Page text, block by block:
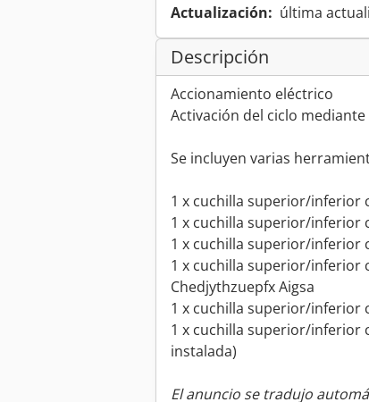
Actualización: última
Descripción
Accionamiento eléctrico
Activación del ciclo mediante
Se incluyen varias
1 x cuchilla superior/inferior
1 x cuchilla superior/inferior
1 x cuchilla superior/inferior
1 x cuchilla superior/inferior
Chedjythzuepfx Aigsa
1 x cuchilla superior/inferior
1 x cuchilla superior/inferior
instalada)
El anuncio se tradujo